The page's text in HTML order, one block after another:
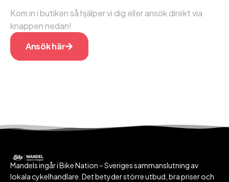
Kom in i butiken så hjälper vi dig eller ansök direkt via
knappen nedan!
Ansök här
Mandels ingår i Bike Nation – Sveriges sammanslutning av
lokala cykelhandlare. Det betyder större utbud, bra priser och